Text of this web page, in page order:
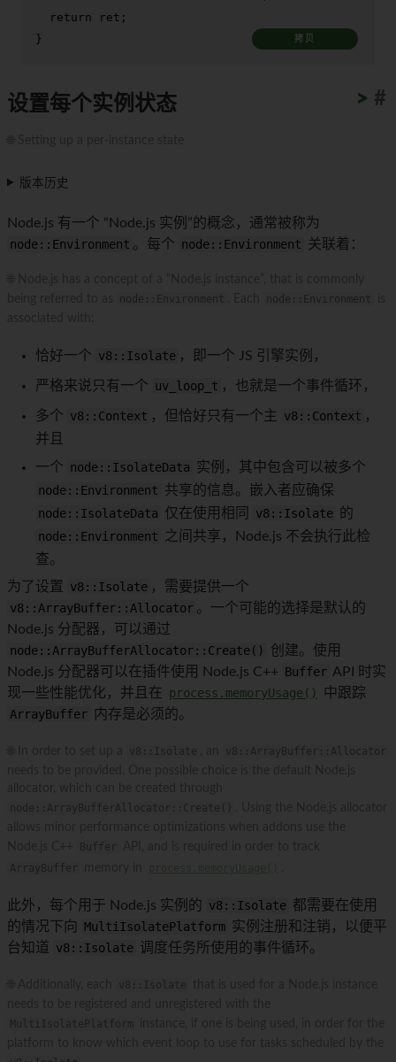
return ret;
}
拷贝
设置每个实例状态 #
>
>
>
>
>
>
>
>
>
>
版本历史
Node.js 有一个 “Node.js 实例”的概念，通常被称为
node::Environment 。每个 node::Environment 关联着：
恰好一个 v8::Isolate ，即一个 JS 引擎实例，
严格来说只有一个 uv_loop_t ，也就是一个事件循环，
多个 v8::Context ，但恰好只有一个主 v8::Context ，
并且
一个 node::IsolateData 实例，其中包含可以被多个
node::Environment 共享的信息。嵌入者应确保
node::IsolateData 仅在使用相同 v8::Isolate 的
node::Environment
之间共享，Node.js 不会执行此检
查。
为了设置 v8::Isolate ，需要提供一个
v8::ArrayBuffer::Allocator 。一个可能的选择是默认的
Node.js 分配器，可以通过
node::ArrayBufferAllocator::Create()
创建。使用
Node.js 分配器可以在插件使用 Node.js C++ Buffer API 时实
现一些性能优化，并且在 process.memoryUsage()
中跟踪
ArrayBuffer
内存是必须的。
此外，每个用于 Node.js 实例的 v8::Isolate 都需要在使用
的情况下向
MultiIsolatePlatform 实例注册和注销，以便平
台知道
v8::Isolate 调度任务所使用的事件循环。